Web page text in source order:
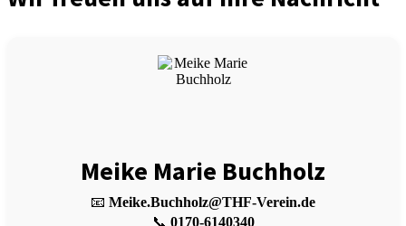
Meike Marie Buchholz
📧 Meike.Buchholz@THF-Verein.de
📞 0170-6140340